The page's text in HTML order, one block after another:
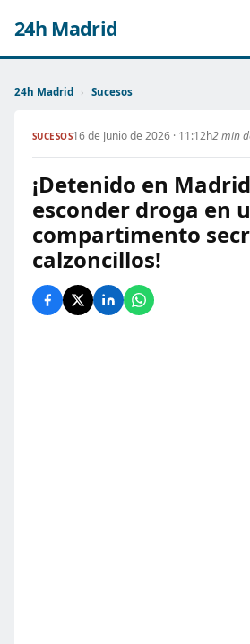
24h Madrid
24h Madrid › Sucesos
SUCESOS16 de Junio de 2026 · 11:12h2 min
¡Detenido en
esconder droga en
compartimento
calzoncillos!